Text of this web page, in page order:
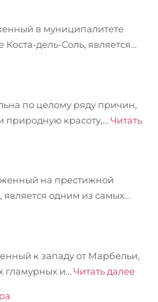
в муниципалитете
дель-Соль, является…
по целому ряду причин,
природную красоту,… Читать
на престижной
одним из самых…
к западу от Марбельи,
гламурных и… Читать далее